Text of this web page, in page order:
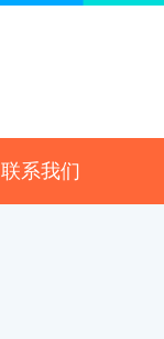
联系我们